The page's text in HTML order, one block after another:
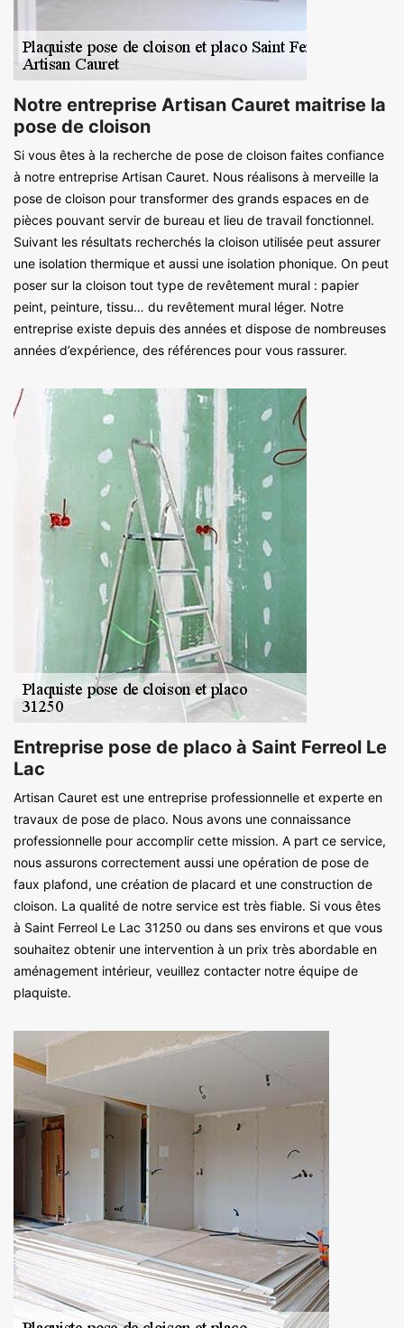
Notre entreprise Artisan Cauret maitrise la
pose de cloison
Si vous êtes à la recherche de pose de cloison faites confiance
à notre entreprise Artisan Cauret. Nous réalisons à merveille la
pose de cloison pour transformer des grands espaces en de
pièces pouvant servir de bureau et lieu de travail fonctionnel.
Suivant les résultats recherchés la cloison utilisée peut assurer
une isolation thermique et aussi une isolation phonique. On peut
poser sur la cloison tout type de revêtement mural : papier
peint, peinture, tissu… du revêtement mural léger. Notre
entreprise existe depuis des années et dispose de nombreuses
années d’expérience, des références pour vous rassurer.
Entreprise pose de placo à Saint Ferreol Le
Lac
Artisan Cauret est une entreprise professionnelle et experte en
travaux de pose de placo. Nous avons une connaissance
professionnelle pour accomplir cette mission. A part ce service,
nous assurons correctement aussi une opération de pose de
faux plafond, une création de placard et une construction de
cloison. La qualité de notre service est très fiable. Si vous êtes
à Saint Ferreol Le Lac 31250 ou dans ses environs et que vous
souhaitez obtenir une intervention à un prix très abordable en
aménagement intérieur, veuillez contacter notre équipe de
plaquiste.